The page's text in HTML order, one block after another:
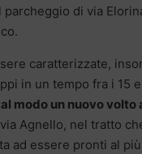
di via
caratterizzate,
in un tempo fra i 15
modo un nuovo volto
Agnello, nel tratto
ad essere pronti al